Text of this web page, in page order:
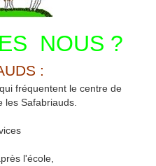
NOUS ?
:
fréquentent le centre de
les Safabriauds.
l'école,